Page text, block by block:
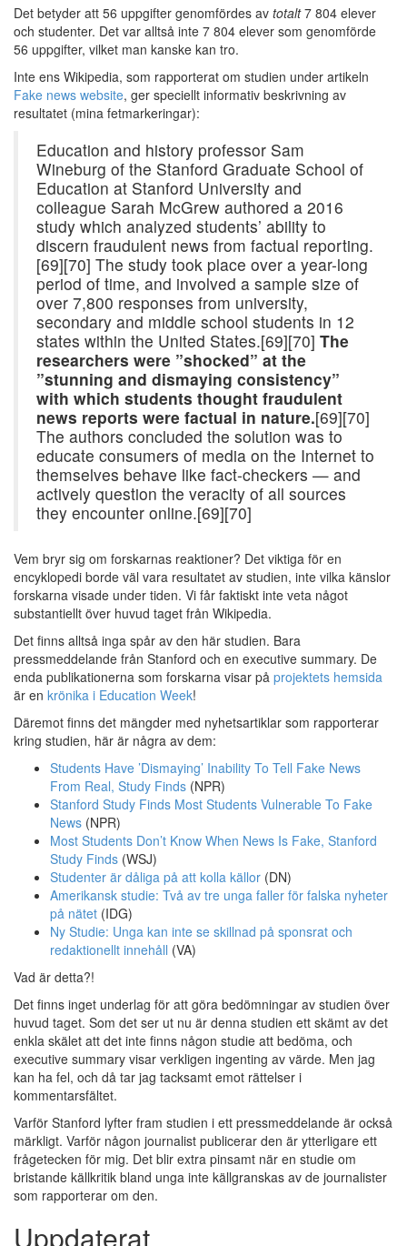
Det betyder att 56 uppgifter genomfördes av totalt7 804 elever
och studenter. Det var alltså inte 7 804 elever som genomförde
56 uppgifter, vilket man kanske kan tro.
Inte ens Wikipedia, som rapporterat om studien under artikeln
Fake news website, ger speciellt informativ beskrivning av
resultatet (mina fetmarkeringar):
Education and history professor Sam
Wineburg of the Stanford Graduate School of
Education at Stanford University and
colleague Sarah McGrew authored a 2016
study which analyzed students’ ability to
discern fraudulent news from factual reporting.
[69][70] The study took place over a year-long
period of time, and involved a sample size of
over 7,800 responses from university,
secondary and middle school students in 12
states within the United States.[69][70] The
researchers were ”shocked” at the
”stunning and dismaying consistency”
with which students thought fraudulent
news reports were factual in nature.[69][70]
The authors concluded the solution was to
educate consumers of media on the Internet to
themselves behave like fact-checkers — and
actively question the veracity of all sources
they encounter online.[69][70]
Vem bryr sig om forskarnas reaktioner? Det viktiga för en
encyklopedi borde väl vara resultatet av studien, inte vilka känslor
forskarna visade under tiden. Vi får faktiskt inte veta något
substantiellt över huvud taget från Wikipedia.
Det finns alltså inga spår av den här studien. Bara
pressmeddelande från Stanford och en executive summary. De
enda publikationerna som forskarna visar på projektets hemsida
är en krönika i Education Week!
Däremot finns det mängder med nyhetsartiklar som rapporterar
kring studien, här är några av dem:
Students Have ’Dismaying’ Inability To Tell Fake News
From Real, Study Finds (NPR)
Stanford Study Finds Most Students Vulnerable To Fake
News (NPR)
Most Students Don’t Know When News Is Fake, Stanford
Study Finds (WSJ)
Studenter är dåliga på att kolla källor (DN)
Amerikansk studie: Två av tre unga faller för falska nyheter
på nätet (IDG)
Ny Studie: Unga kan inte se skillnad på sponsrat och
redaktionellt innehåll (VA)
Vad är detta?!
Det finns inget underlag för att göra bedömningar av studien över
huvud taget. Som det ser ut nu är denna studien ett skämt av det
enkla skälet att det inte finns någon studie att bedöma, och
executive summary visar verkligen ingenting av värde. Men jag
kan ha fel, och då tar jag tacksamt emot rättelser i
kommentarsfältet.
Varför Stanford lyfter fram studien i ett pressmeddelande är också
märkligt. Varför någon journalist publicerar den är ytterligare ett
frågetecken för mig. Det blir extra pinsamt när en studie om
bristande källkritik bland unga inte källgranskas av de journalister
som rapporterar om den.
Uppdaterat